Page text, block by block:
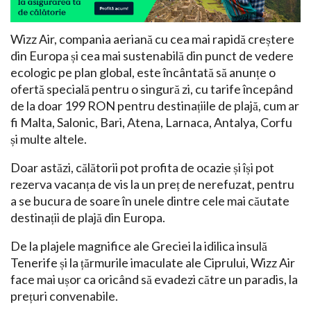
Wizz Air, compania aeriană cu cea mai rapidă creștere
din Europa și cea mai sustenabilă din punct de vedere
ecologic pe plan global, este încântată să anunțe o
ofertă specială pentru o singură zi, cu tarife începând
de la doar 199 RON pentru destinațiile de plajă, cum ar
fi Malta, Salonic, Bari, Atena, Larnaca, Antalya, Corfu
și multe altele.
Doar astăzi, călătorii pot profita de ocazie și își pot
rezerva vacanța de vis la un preț de nerefuzat, pentru
a se bucura de soare în unele dintre cele mai căutate
destinații de plajă din Europa.
De la plajele magnifice ale Greciei la idilica insulă
Tenerife și la țărmurile imaculate ale Ciprului, Wizz Air
face mai ușor ca oricând să evadezi către un paradis, la
prețuri convenabile.